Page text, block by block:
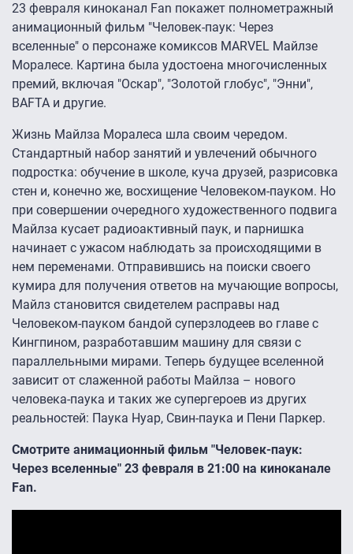
23 февраля киноканал Fan покажет полнометражный
анимационный фильм "Человек-паук: Через
вселенные" о персонаже комиксов MARVEL Майлзе
Моралесе. Картина была удостоена многочисленных
премий, включая "Оскар", "Золотой глобус", "Энни",
BAFTA и другие.
Жизнь Майлза Моралеса шла своим чередом.
Стандартный набор занятий и увлечений обычного
подростка: обучение в школе, куча друзей, разрисовка
стен и, конечно же, восхищение Человеком-пауком. Но
при совершении очередного художественного подвига
Майлза кусает радиоактивный паук, и парнишка
начинает с ужасом наблюдать за происходящими в
нем переменами. Отправившись на поиски своего
кумира для получения ответов на мучающие вопросы,
Майлз становится свидетелем расправы над
Человеком-пауком бандой суперзлодеев во главе с
Кингпином, разработавшим машину для связи с
параллельными мирами. Теперь будущее вселенной
зависит от слаженной работы Майлза – нового
человека-паука и таких же супергероев из других
реальностей: Паука Нуар, Свин-паука и Пени Паркер.
Смотрите анимационный фильм "Человек-паук:
Через вселенные" 23 февраля в 21:00 на киноканале
Fan.